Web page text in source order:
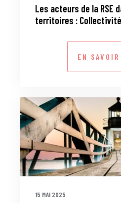
Les acteurs de la RSE
territoires :
EN
15 MAI 2025